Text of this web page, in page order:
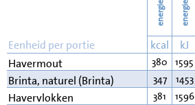
energie energie
Eenheid per portie kcal kJ
Havermout
380 1595
Brinta, naturel (Brinta) 347 1453
Havervlokken 381 1596